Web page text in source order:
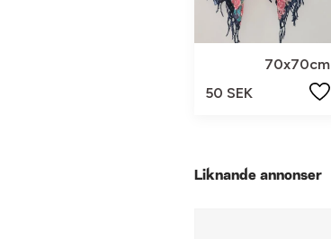
70x70cm
50 SEK
Liknande annonser